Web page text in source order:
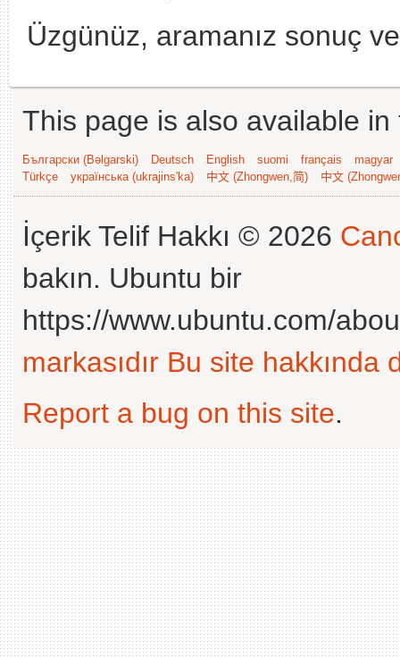
Üzgünüz, aramanız sonuç
This page is also available
Български (Bəlgarski) Deutsch English suomi français
magyar
Türkçe
українська (ukrajins'ka) 中文 (Zhongwen,简) 中文
İçerik Telif Hakkı © 2026
bakın. Ubuntu bir
https://www.ubuntu.com/
markasıdır Bu site hakkında
Report a bug on this site.